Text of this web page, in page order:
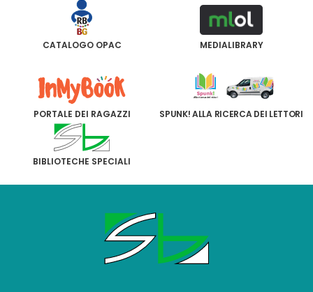
CATALOGO OPAC MEDIALIBRARY
PORTALE DEI RAGAZZI SPUNK! ALLA RICERCA DEI LETTORI
BIBLIOTECHE SPECIALI